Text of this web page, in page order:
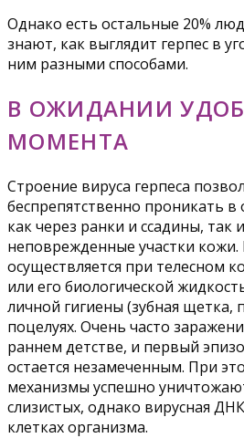
Однако есть остальные 20%
знают, как выглядит герпес в
ним разными способами.
В ОЖИДАНИИ
МОМЕНТА
Строение вируса герпеса
беспрепятственно проникать в
как через ранки и ссадины, так
неповрежденные участки
осуществляется при телесном
или его биологической
личной гигиены (зубная щетка,
поцелуях. Очень часто
раннем детстве, и первый
остается незамеченным. При
механизмы успешно
слизистых, однако вирусная
клетках организма.